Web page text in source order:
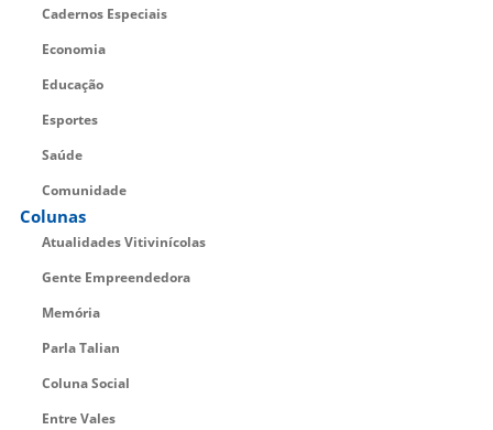
Cadernos Especiais
Economia
Educação
Esportes
Saúde
Comunidade
Colunas
Atualidades Vitivinícolas
Gente Empreendedora
Memória
Parla Talian
Coluna Social
Entre Vales